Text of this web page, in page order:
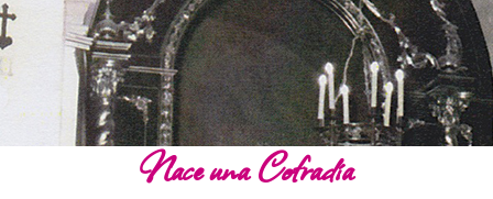
Nace una Cofradía